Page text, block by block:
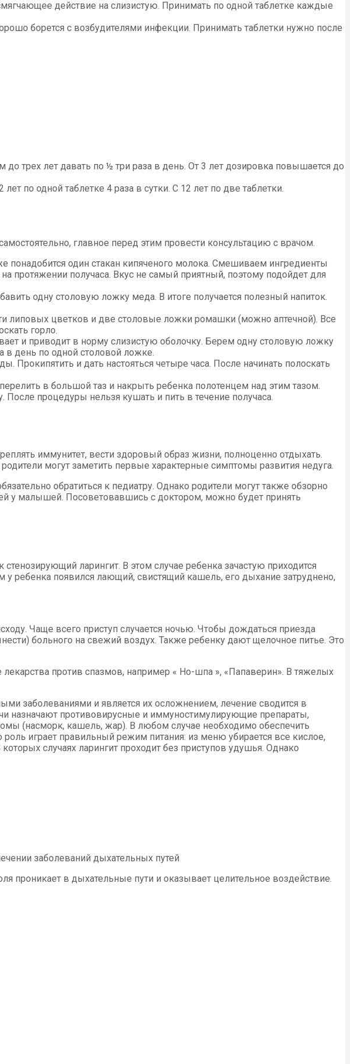
действие на слизистую. Принимать по одной таблетке каждые
борется с возбудителями инфекции. Принимать таблетки нужно после
трех лет давать по ½ три раза в день. От 3 лет дозировка повышается до
по одной таблетке 4 раза в сутки. С 12 лет по две таблетки.
главное перед этим провести консультацию с врачом.
понадобится один стакан кипяченого молока. Смешиваем ингредиенты
получаса. Вкус не самый приятный, поэтому подойдет для
одну столовую ложку меда. В итоге получается полезный напиток.
липовых цветков и две столовые ложки ромашки (можно аптечной). Все
горло.
и приводит в норму слизистую оболочку. Берем одну столовую ложку
в день по одной столовой ложке.
и дать настояться четыре часа. После начинать полоскать
в большой таз и накрыть ребенка полотенцем над этим тазом.
процедуры нельзя кушать и пить в течение получаса.
иммунитет, вести здоровый образ жизни, полноценно отдыхать.
могут заметить первые характерные симптомы развития недуга.
обратиться к педиатру. Однако родители могут также обзорно
у малышей. Посоветовавшись с доктором, можно будет принять
ларингит. В этом случае ребенка зачастую приходится
у ребенка появился лающий, свистящий кашель, его дыхание затруднено,
Чаще всего приступ случается ночью. Чтобы дождаться приезда
больного на свежий воздух. Также ребенку дают щелочное питье. Это
против спазмов, например « Но-шпа », «Папаверин». В тяжелых
заболеваниями и является их осложнением, лечение сводится в
назначают противовирусные и иммуностимулирующие препараты,
(насморк, кашель, жар). В любом случае необходимо обеспечить
играет правильный режим питания: из меню убирается все кислое,
случаях ларингит проходит без приступов удушья. Однако
заболеваний дыхательных путей
проникает в дыхательные пути и оказывает целительное воздействие.